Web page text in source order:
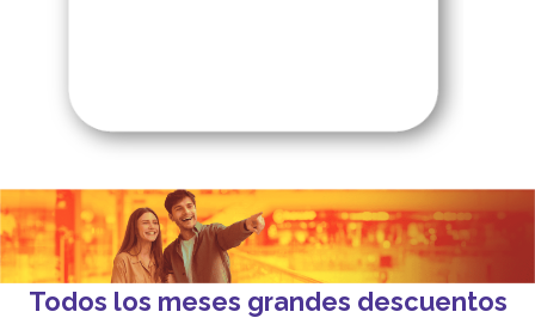
Todos los meses grandes descuentos